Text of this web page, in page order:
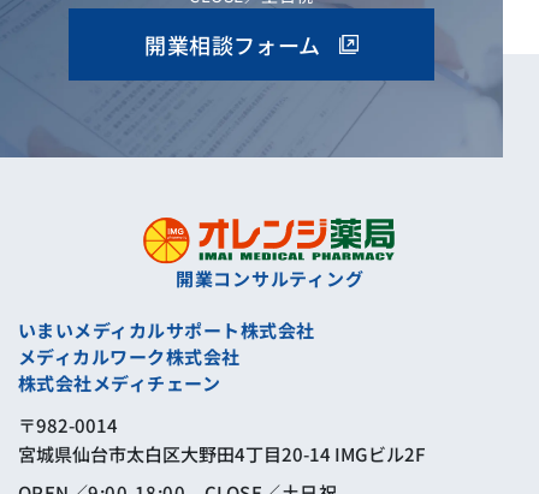
開業相談フォーム
開業コンサルティング
いまいメディカルサポート株式会社
メディカルワーク株式会社
株式会社メディチェーン
〒982-0014
宮城県仙台市太白区大野田4丁目20-14 IMGビル2F